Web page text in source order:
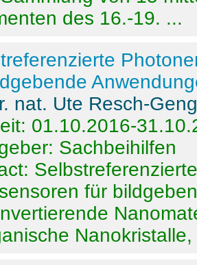
des 16.-19. ...
nat. Ute Resch-
01.10.2016-
Sachbeihilfen
für